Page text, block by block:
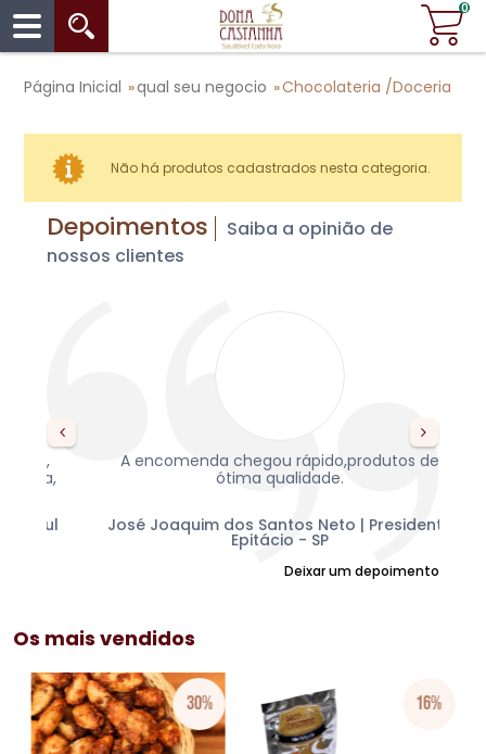
0
Página Inicial »qual seu negocio »Chocolateria /Doceria
Não há produtos cadastrados nesta categoria.
Depoimentos
Saiba a opinião de
nossos clientes
A encomenda chegou rápido,produtos de
ótima qualidade.
José Joaquim dos Santos Neto | Presidente
Epitácio - SP
Deixar um depoimento
Os mais vendidos
30% 16%